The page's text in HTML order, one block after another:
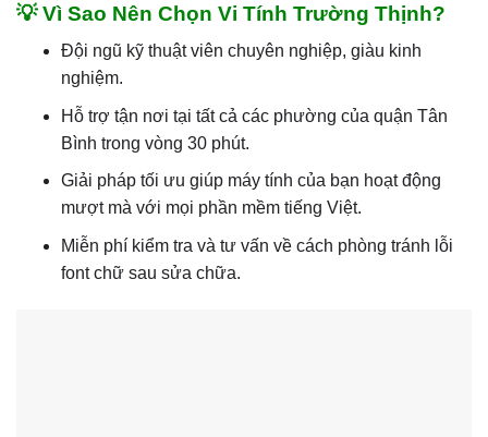
💡 Vì Sao Nên Chọn Vi Tính Trường Thịnh?
Đội ngũ kỹ thuật viên chuyên nghiệp, giàu kinh
nghiệm.
Hỗ trợ tận nơi tại tất cả các phường của quận Tân
Bình trong vòng 30 phút.
Giải pháp tối ưu giúp máy tính của bạn hoạt động
mượt mà với mọi phần mềm tiếng Việt.
Miễn phí kiểm tra và tư vấn về cách phòng tránh lỗi
font chữ sau sửa chữa.